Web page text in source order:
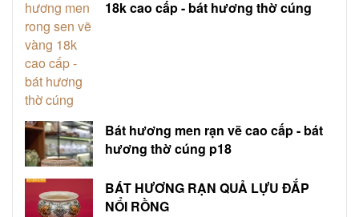
18k cao cấp - bát hương thờ cúng
Bát hương men rạn vẽ cao cấp - bát
hương thờ cúng p18
BÁT HƯƠNG RẠN QUẢ LỰU ĐẮP
NỔI RỒNG